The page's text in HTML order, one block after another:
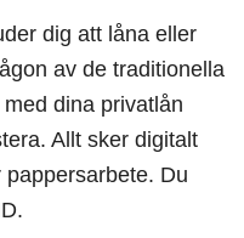
dig att låna eller
av de traditionella
dina privatlån
Allt sker digitalt
Du